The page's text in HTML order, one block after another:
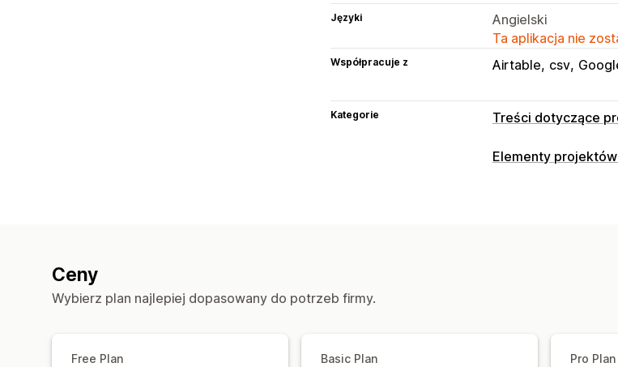
Języki
Angielski
Ta aplikacja nie
Współpracuje z Airtable csv
Kategorie Treści dotyczące
Typy zawartości
Elementy projektów
Ceny
Wybierz plan najlepiej dopasowany do potrzeb firmy.
Free Plan Basic Plan Pro Plan